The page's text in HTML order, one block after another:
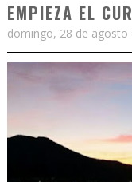
EMPIEZA EL
domingo, 28 de agosto